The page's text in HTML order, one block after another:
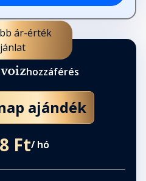
ár-érték
hozzáférés
ajándék
Ft/ hó